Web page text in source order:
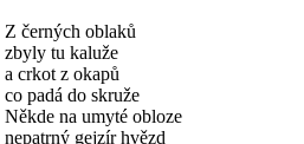
Z černých oblaků
zbyly tu kaluže
a crkot z okapů
co padá do skruže
Někde na umyté obloze
nepatrný gejzír hvězd